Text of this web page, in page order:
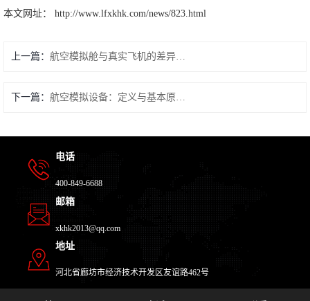
本文网址： http://www.lfxkhk.com/news/823.html
上一篇： 航空模拟舱与真实飞机的差异有多大？
下一篇： 航空模拟设备：定义与基本原理 —— 探索飞行模拟的奥秘
电话
400-849-6688
邮箱
xkhk2013@qq.com
地址
河北省廊坊市经济技术开发区友谊路462号